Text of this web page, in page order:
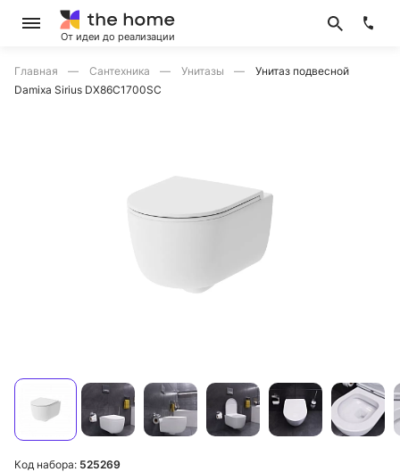
От идеи до реализации
Главная Сантехника Унитазы
Унитаз подвесной
Damixa Sirius DX86C1700SC
Код набора: 525269